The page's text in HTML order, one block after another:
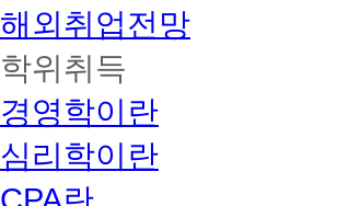
해외취업전망
학위취득
경영학이란
심리학이란